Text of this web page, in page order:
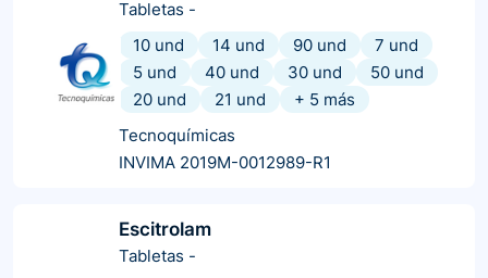
Tabletas -
10 und
14 und 90 und
7 und
5 und
40 und 30 und
50 und
20 und
21 und + 5 más
Tecnoquímicas
INVIMA 2019M-0012989-R1
Escitrolam
Tabletas -